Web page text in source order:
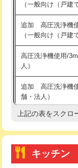
（P/S/ポップアッ
交換・取付（その
持込商品取付（単
持込商品取付（混
持込商品取付（浄
持込商品取付（温
持込商品取付（普
給水管工事※（ホ
（一般向け（戸建
追加 高圧洗浄機
（一般向け（戸建
高圧洗浄機使用/
人）
追加 高圧洗浄機
舗・法人）
高度高圧洗浄換
トーラー機使用/3m
上記の表をスクロ
キッチン